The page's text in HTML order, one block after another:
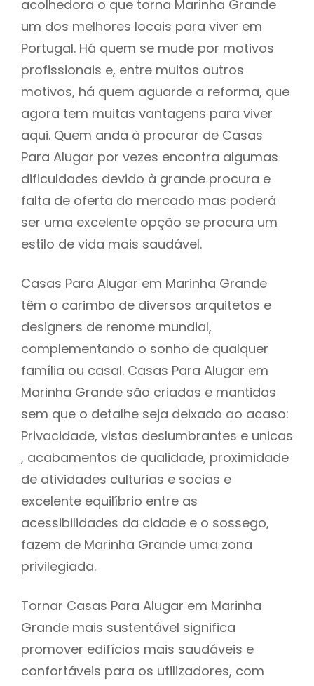
acolhedora o que torna Marinha Grande
um dos melhores locais para viver em
Portugal. Há quem se mude por motivos
profissionais e, entre muitos outros
motivos, há quem aguarde a reforma, que
agora tem muitas vantagens para viver
aqui. Quem anda à procurar de Casas
Para Alugar por vezes encontra algumas
dificuldades devido à grande procura e
falta de oferta do mercado mas poderá
ser uma excelente opção se procura um
estilo de vida mais saudável.
Casas Para Alugar em Marinha Grande
têm o carimbo de diversos arquitetos e
designers de renome mundial,
complementando o sonho de qualquer
família ou casal. Casas Para Alugar em
Marinha Grande são criadas e mantidas
sem que o detalhe seja deixado ao acaso:
Privacidade, vistas deslumbrantes e unicas
, acabamentos de qualidade, proximidade
de atividades culturias e socias e
excelente equilíbrio entre as
acessibilidades da cidade e o sossego,
fazem de Marinha Grande uma zona
privilegiada.
Tornar Casas Para Alugar em Marinha
Grande mais sustentável significa
promover edifícios mais saudáveis e
confortáveis para os utilizadores, com